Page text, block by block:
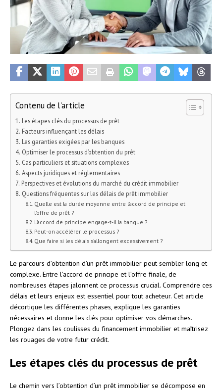
Contenu de l'article
Les étapes clés du processus de prêt
Facteurs influençant les délais
Les garanties exigées par les banques
Optimiser le processus d’obtention du prêt
Cas particuliers et situations complexes
Aspects juridiques et réglementaires
Perspectives et évolutions du marché du crédit immobilier
Questions fréquentes sur les délais de prêt immobilier
Quelle est la durée moyenne entre l’accord de principe et
l’offre de prêt ?
L’accord de principe engage-t-il la banque ?
Peut-on accélérer le processus ?
Que faire si les délais s’allongent excessivement ?
Le parcours d’obtention d’un prêt immobilier peut sembler long et
complexe. Entre l’accord de principe et l’offre finale, de
nombreuses étapes jalonnent ce processus crucial. Comprendre ces
délais et leurs enjeux est essentiel pour tout acheteur. Cet article
décortique les différentes phases, explique les garanties
nécessaires et donne les clés pour optimiser vos démarches.
Plongez dans les coulisses du financement immobilier et maîtrisez
les rouages de votre futur crédit.
Les étapes clés du processus de prêt
Le chemin vers l’obtention d’un prêt immobilier se décompose en